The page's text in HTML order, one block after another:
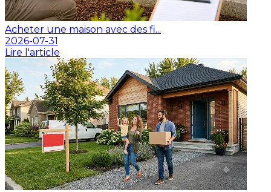
Acheter une maison avec des fi...
2026-07-31
Lire l'article